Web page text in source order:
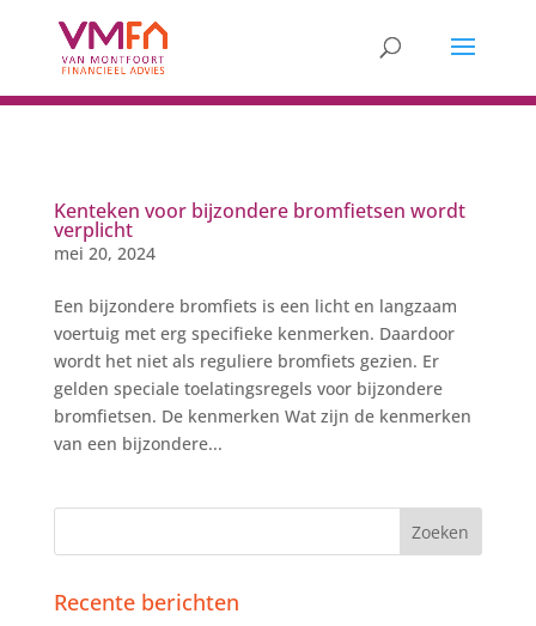
Kenteken voor bijzondere bromfietsen wordt
verplicht
mei 20, 2024
Een bijzondere bromfiets is een licht en langzaam
voertuig met erg specifieke kenmerken. Daardoor
wordt het niet als reguliere bromfiets gezien. Er
gelden speciale toelatingsregels voor bijzondere
bromfietsen. De kenmerken Wat zijn de kenmerken
van een bijzondere...
Recente berichten